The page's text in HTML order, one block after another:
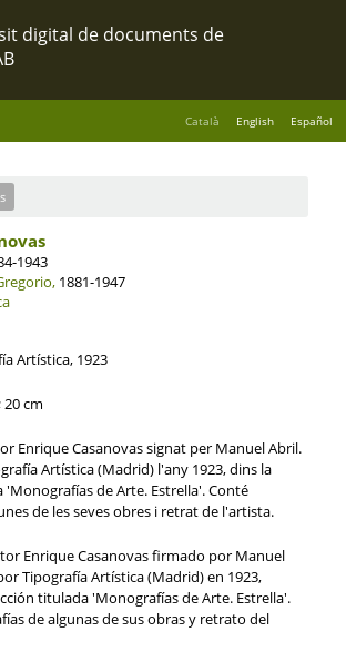
Català English Español
1943
1881-1947
Artística, 1923
20 cm
Enrique Casanovas signat per Manuel Abril.
Artística (Madrid) l'any 1923, dins la
'Monografías de Arte. Estrella'. Conté
de les seves obres i retrat de l'artista.
Enrique Casanovas firmado por Manuel
Tipografía Artística (Madrid) en 1923,
titulada 'Monografías de Arte. Estrella'.
de algunas de sus obras y retrato del